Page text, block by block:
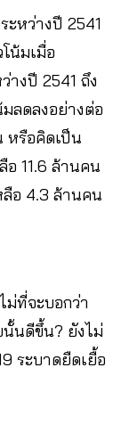
หว่างปี 2541
น้มเมื่อ
างปี 2541 ถึง
ลดลงอย่างต่อ
หรือคิดเป็น
อ 11.6 ล้านคน
ลือ 4.3 ล้านคน
ม่ที่จะบอกว่า
นดีขึ้น? ยังไม่
ระบาดยืดเยื้อ